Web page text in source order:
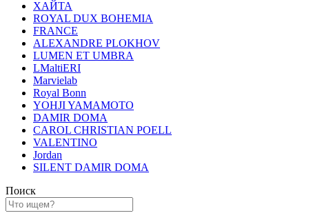
ХАЙТА
ROYAL DUX BOHEMIA
FRANCE
ALEXANDRE PLOKHOV
LUMEN ET UMBRA
LMaltiERI
Marvielab
Royal Bonn
YOHJI YAMAMOTO
DAMIR DOMA
CAROL CHRISTIAN POELL
VALENTINO
Jordan
SILENT DAMIR DOMA
Поиск